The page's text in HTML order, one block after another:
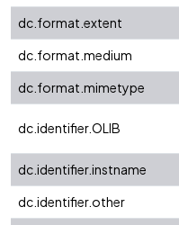
dc.format.extent
dc.format.medium
dc.format.mimetype
dc.identifier.OLIB
dc.identifier.instname
dc.identifier.other